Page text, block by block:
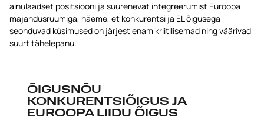
ainulaadset positsiooni ja suurenevat integreerumist Euroopa
majandusruumiga, näeme, et konkurentsi ja EL õigusega
seonduvad küsimused on järjest enam kriitilisemad ning väärivad
suurt tähelepanu.
ÕIGUSNÕU
KONKURENTSIÕIGUS JA
EUROOPA LIIDU ÕIGUS